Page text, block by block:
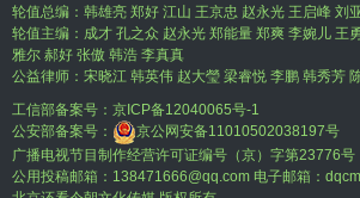
轮值总编：韩雄亮 郑好 江山 王京忠 赵永光 王启峰 刘
轮值主编：成才 孔之众 赵永光 郑能量 郑爽 李婉儿 王
雅尔 郝好 张傲 韩浩 李真真
公益律师：宋晓江 韩英伟 赵大瑩 梁睿悦 李鹏 韩秀芳
工信部备案号： 京ICP备12040065号-1
公安部备案号：
京公网安备11010502038197号
广播电视节目制作经营许可证编号（京）字第23776号
公用投稿邮箱：138471666@qq.com 电子邮箱：